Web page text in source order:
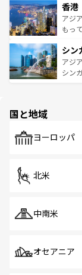
とつ
ひ現
が旅
参照
の活
帯で
いビ
激す
が待
た文
香港
アジ
もっ
み、
てお
うな
シン
アジ
シン
で、
国と地域
ヨーロッパ
北米
中南米
オセアニア